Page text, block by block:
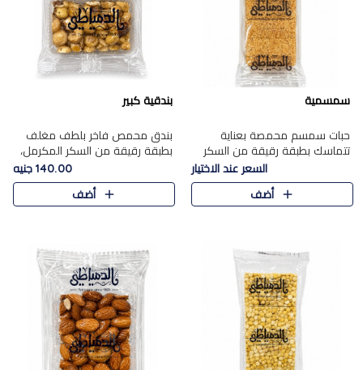
سمسمية
حبات سمسم محمصة بعناية
تتماسك بطبقة رقيقة من السكر
المكرمل، لتقدم طعم السمسم
المميز وقرمشتة التي ارتبطت ببهجة
المولد عبر الأجيال.
السعر عند الاختيار
أضف
بندقية كبير
بندق محمص فاخر بلطف مغلف
بطبقة رقيقة من السكر المكرمل،
يجمع بين النكهة الغنية ناتي
والقرمشة الراقية المرضية في
حلوى شرقية أنيقه بطابع مميز.
140.00 جنيه
أضف